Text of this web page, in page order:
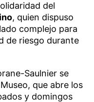
del
, quien dispuso
complejo para
de riesgo durante
Saulnier se
que abre los
y domingos